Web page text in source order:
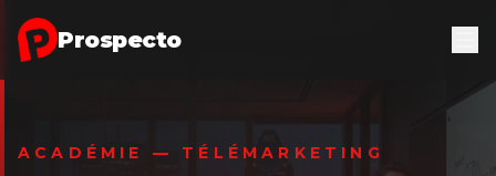
Aller au contenu principal
Prospecto
ACADÉMIE — TÉLÉMARKETING